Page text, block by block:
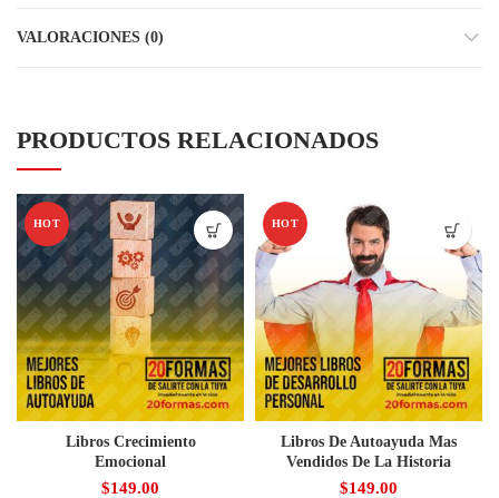
VALORACIONES (0)
PRODUCTOS RELACIONADOS
HOT
Libros Crecimiento
Emocional
$149.00
HOT
Libros De Autoayuda Mas
Vendidos De La Historia
$149.00